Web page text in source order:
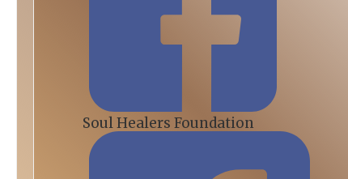
Soul Healers Foundation